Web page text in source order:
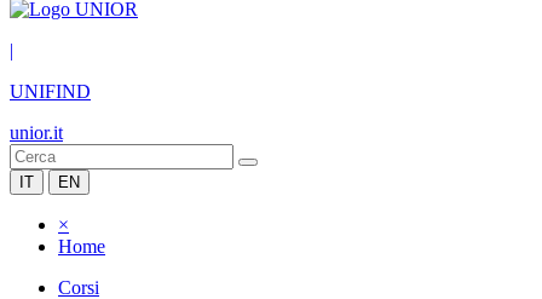
|
UNIFIND
unior.it
IT EN
×
Home
Corsi